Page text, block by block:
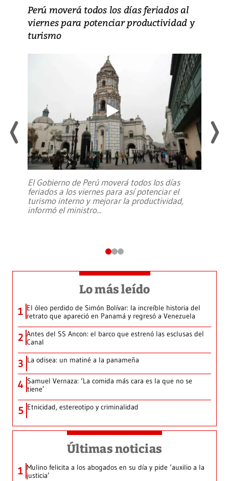
Perú moverá todos los días feriados al
viernes para potenciar productividad y
turismo
El Gobierno de Perú moverá todos los días
feriados a los viernes para así potenciar el
turismo interno y mejorar la productividad,
informó el ministro...
Lo más leído
1 El óleo perdido de Simón Bolívar: la increíble historia del
retrato que apareció en Panamá y regresó a Venezuela
2 Antes del SS Ancon: el barco que estrenó las esclusas del
Canal
3 La odisea: un matiné a la panameña
4 Samuel Vernaza: ‘La comida más cara es la que no se
tiene’
5 Etnicidad, estereotipo y criminalidad
Últimas noticias
1 Mulino felicita a los abogados en su día y pide ‘auxilio a la
justicia’